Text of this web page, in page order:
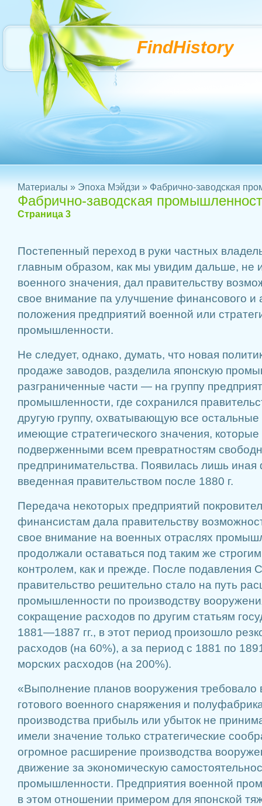
FindHistory
Материалы » Эпоха Мэйдзи » Фабрично-заводская
Фабрично-заводская
Страница 3
Постепенный переход в руки частных
главным образом, как мы увидим дальше,
военного значения, дал правительству
свое внимание па улучшение финансового и
положения предприятий военной или
промышленности.
Не следует, однако, думать, что новая
продаже заводов, разделила японскую
разграниченные части — на группу
промышленности, где сохранился
другую группу, охватывающую все остальные
имеющие стратегического значения, которые
подверженными всем превратностям
предпринимательства. Появилась лишь иная
введенная правительством после 1880 г.
Передача некоторых предприятий
финансистам дала правительству
свое внимание на военных отраслях
продолжали оставаться под таким же
контролем, как и прежде. После подавления
правительство решительно стало на путь
промышленности по производству
сокращение расходов по другим статьям
1881—1887 гг., в этот период произошло
расходов (на 60%), а за период с 1881 по
морских расходов (на 200%).
«Выполнение планов вооружения требовало
готового военного снаряжения и
производства прибыль или убыток не
имели значение только стратегические
огромное расширение производства
движение за экономическую
промышленности. Предприятия военной
в этом отношении примером для японской